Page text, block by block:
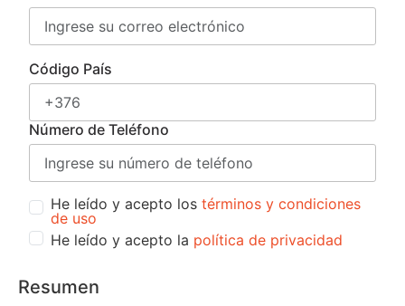
Código País
Número de Teléfono
He leído y acepto los términos y condiciones
de uso
He leído y acepto la política de privacidad
Resumen